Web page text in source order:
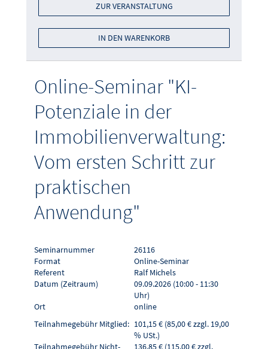
ZUR VERANSTALTUNG
IN DEN WARENKORB
Online-Seminar "KI-
Potenziale in der
Immobilienverwaltung:
Vom ersten Schritt zur
praktischen
Anwendung"
Seminarnummer
26116
Format
Online-Seminar
Referent
Ralf Michels
Datum (Zeitraum)
09.09.2026 (10:00 - 11:30
Uhr)
Ort
online
Teilnahmegebühr Mitglied: 101,15 € (85,00 € zzgl. 19,00
% USt.)
Teilnahmegebühr Nicht-
136,85 € (115,00 € zzgl.